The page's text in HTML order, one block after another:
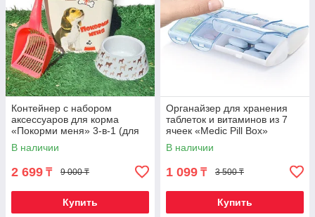
Контейнер с набором
аксессуаров для корма
«Покорми меня» 3-в-1 (для
собаки)
В наличии
2 699 ₸ 9 000 ₸
Купить
Органайзер для хранения
таблеток и витаминов из 7
ячеек «Medic Pill Box»
В наличии
1 099 ₸ 3 500 ₸
Купить